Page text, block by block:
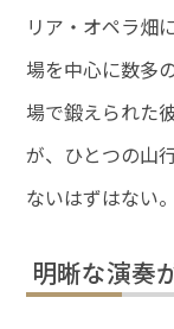
リア・オペラ畑
場を中心に数多
場で鍛えられた
が、ひとつの山
ないはずはない。
明晰な演奏